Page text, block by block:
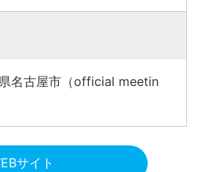
名古屋市（official meetin
サイト